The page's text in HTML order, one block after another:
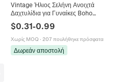
Vintage Ήλιος Σελήνη Ανοιχτά
Δαχτυλίδια για Γυναίκες Boho
Θαλάσσια Ζώα Αστερίας Χελώνα
Δελφίνι Χρυσό Ασημί Στρας
Ρυθμιζόμενο Δαχτυλίδι Κοσμήματα
$0.31-0.99
Χωρίς MOQ · 207 πουλήθηκε πρόσφατα
Δωρεάν αποστολή